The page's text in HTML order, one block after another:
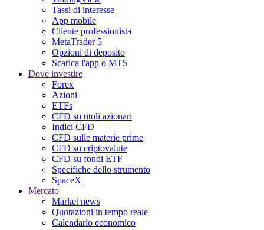
Tassi di interesse
App mobile
Cliente professionista
MetaTrader 5
Opzioni di deposito
Scarica l'app o MT5
Dove investire
Forex
Azioni
ETFs
CFD su titoli azionari
Indici CFD
CFD sulle materie prime
CFD su criptovalute
CFD su fondi ETF
Specifiche dello strumento
SpaceX
Mercato
Market news
Quotazioni in tempo reale
Calendario economico